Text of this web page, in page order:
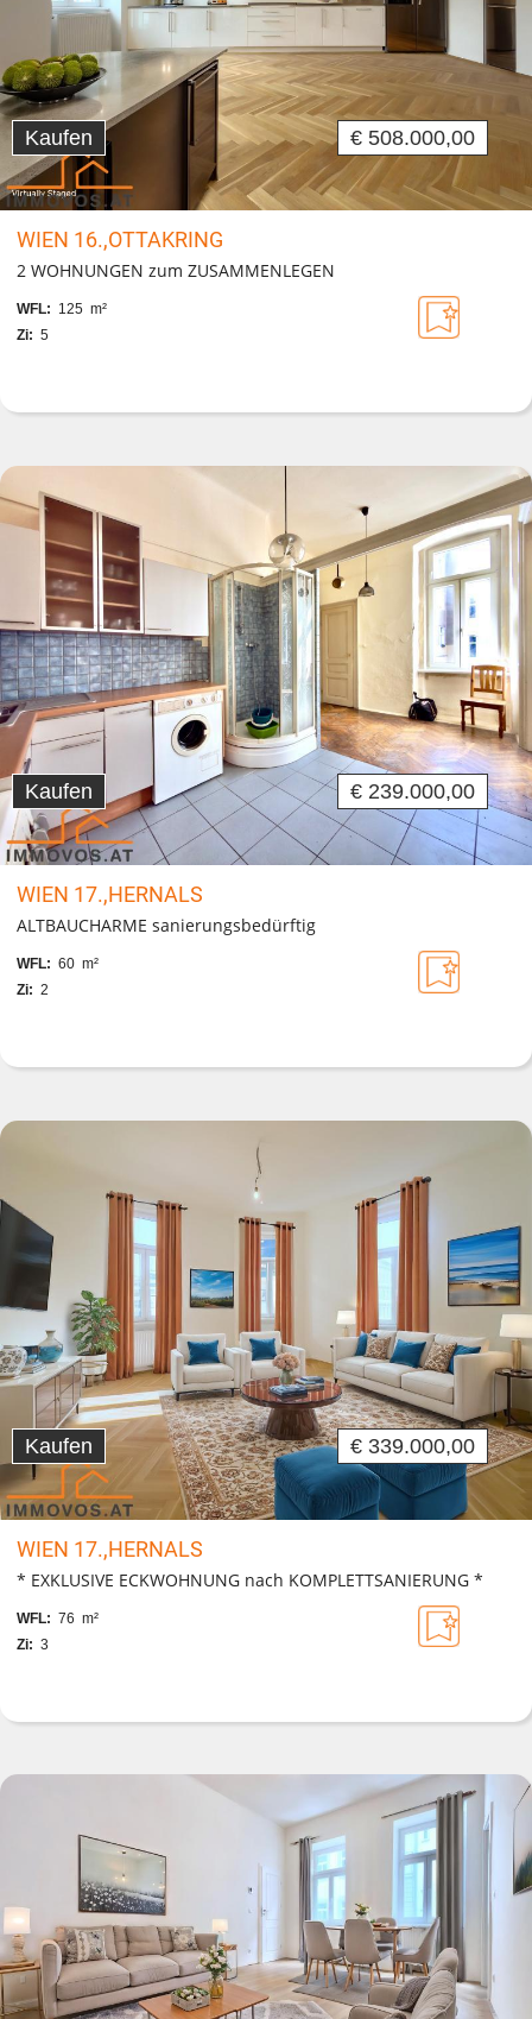
Kaufen € 508.000,00
WIEN 16.,OTTAKRING
2 WOHNUNGEN zum ZUSAMMENLEGEN
WFL: 125 m²
Zi: 5
Kaufen € 239.000,00
WIEN 17.,HERNALS
ALTBAUCHARME sanierungsbedürftig
WFL: 60 m²
Zi: 2
Kaufen € 339.000,00
WIEN 17.,HERNALS
* EXKLUSIVE ECKWOHNUNG nach KOMPLETTSANIERUNG *
WFL: 76 m²
Zi: 3